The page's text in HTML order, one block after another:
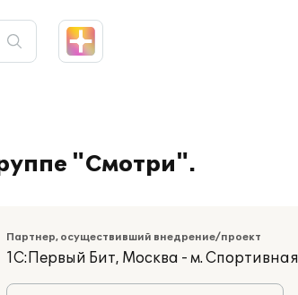
"Смотри".
Партнер, осуществивший внедрение/проект
1С:Первый Бит, Москва - м. Спортивная